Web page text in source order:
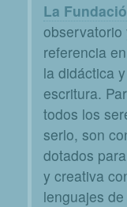
La
observatorio
referencia
la didáctica
escritura.
todos los
serlo, son
dotados
y creativa
lenguajes